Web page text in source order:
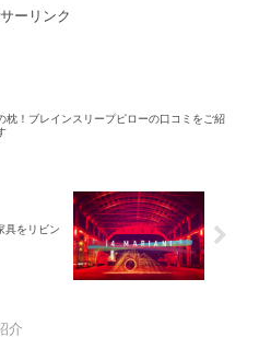
ーリンク
枕！ブレインスリープピローの口コミをご紹
具をリビン
介